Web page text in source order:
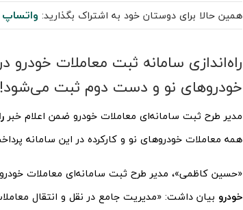
همین حالا برای دوستان خود به اشتراک بگذارید: واتساپ
راه‌اندازی سامانه ثبت معاملات خودرو
خودروهای نو و دست دوم ثبت می‌شود!
مدیر طرح ثبت سامانه‌ای معاملات خودرو ضمن اعلام خبر
همه معاملات خودرو‌های نو و کارکرده در این سامانه
«حسین کاظمی»، مدیر طرح ثبت سامانه‌ای معاملات خودرو
خودرو بیان داشت: «مدیریت جامع در نقل و انتقال